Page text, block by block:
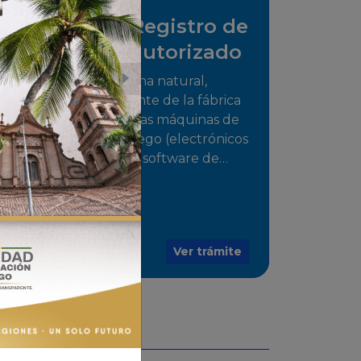
Solicitud de Registro de
distribuidor autorizado
Tramite para la persona natural,
jurídica o representante de la fábrica
que comercializarán las máquinas de
juego o medios de juego (electrónicos
o electromecánicos o software de
juegos) de las Empresas Fabricantes
Autorizadas
Ver trámite